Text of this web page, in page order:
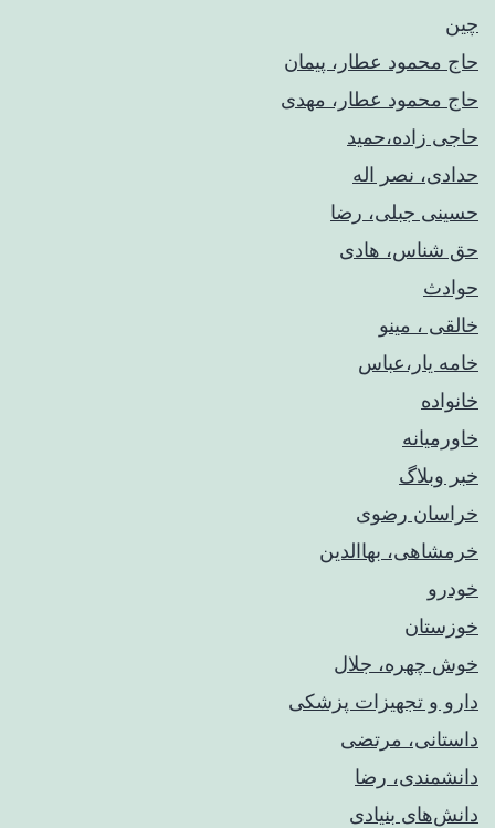
چین
حاج محمود عطار، پیمان
حاج محمود عطار، مهدی
حاجی زاده،حمید
حدادی، نصر اله
حسینی جبلی، رضا
حق شناس، هادی
حوادث
خالقی ، مینو
خامه یار،عباس
خانواده
خاورمیانه
خبر وبلاگ
خراسان رضوی
خرمشاهی، بهاالدین
خودرو
خوزستان
خوش چهره، جلال
دارو و تجهیزات پزشکی
داستانی، مرتضی
دانشمندی، رضا
دانش‌های بنیادی